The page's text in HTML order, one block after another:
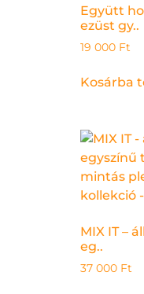
Együtt
ezüst gy..
19 000 Ft
Kosárba
MIX IT –
eg..
37 000 Ft